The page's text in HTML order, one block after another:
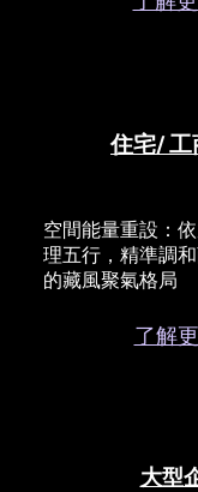
住宅/ 工
空間能量重設：
理五行，精準調
的藏風聚氣格局
了解
大型